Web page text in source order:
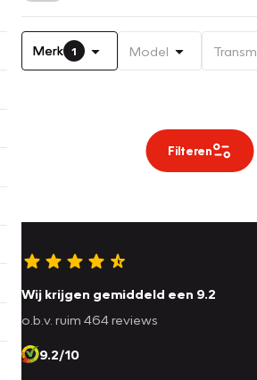
Merk 1 Model
Filteren
Wij krijgen gemiddeld een 9.2
o.b.v. ruim 464 reviews
9.2/10